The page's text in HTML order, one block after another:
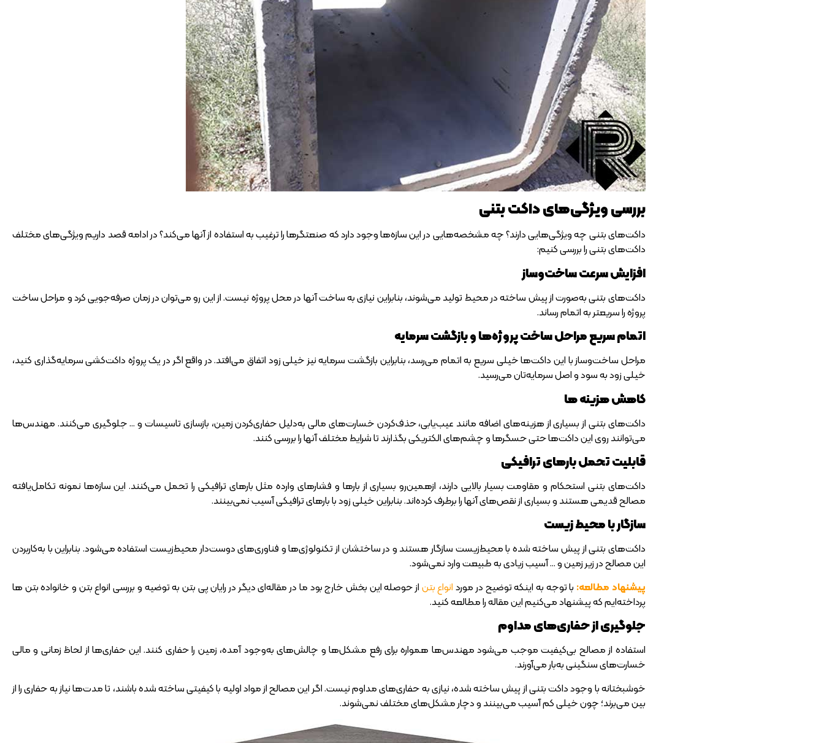
بررسی ویژگی‌های داکت بتنی
داکت‌های بتنی چه ویژگی‌هایی دارند؟ چه مشخصه‌هایی در این سازه‌ها وجود دارد که صنعتگرها را ترغیب به استفاده از آنها می‌کند؟ در ادامه قصد داریم ویژگی‌های مختلف
داکت‌های بتنی را بررسی کنیم:
افزایش سرعت ساخت‌و‌ساز
داکت‌های بتنی به‌صورت از پیش ساخته در محیط تولید می‌شوند، بنابراین نیازی به ساخت آنها در محل پروژه نیست. از این رو می‌توان در زمان صرفه‌جویی کرد و مراحل ساخت
پروژه را سریعتر به اتمام رساند.
اتمام سریع مراحل ساخت پروژه‌ها و بازگشت سرمایه
مراحل ساخت‌و‌ساز با این داکت‌ها خیلی سریع به اتمام می‌رسد، بنابراین بازگشت سرمایه نیز خیلی زود اتفاق می‌افتد. در واقع اگر در یک پروژه داکت‌کشی سرمایه‌گذاری کنید،
خیلی زود به سود و اصل سرمایه‌تان می‌رسید.
کاهش هزینه ها
داکت‌های بتنی از بسیاری از هزینه‌های اضافه مانند عیب‌یابی، حذف‌کردن خسارت‌های مالی به‌دلیل حفاری‌کردن زمین، بازسازی تاسیسات و … جلوگیری می‌کنند. مهندس‌ها
می‌توانند روی این داکت‌ها حتی حسگرها و چشم‌های الکتریکی بگذارند تا شرایط مختلف آنها را بررسی کنند.
قابلیت تحمل بارهای ترافیکی
داکت‌های بتنی استحکام و مقاومت بسیار بالایی دارند، از‌همین‌رو بسیاری از بارها و فشارهای وارده مثل بارهای ترافیکی را تحمل می‌کنند. این سازه‌ها نمونه تکامل‌یافته
مصالح قدیمی هستند و بسیاری از نقص‌های آنها را برطرف کرده‌اند. بنابراین خیلی زود با بارهای ترافیکی آسیب نمی‌بینند.
سازگار با محیط زیست
داکت‌های بتنی از پیش ساخته شده با محیط‌زیست سازگار هستند و در ساختشان از تکنولوژی‌ها و فناوری‌های دوست‌دار محیط‌زیست استفاده می‌شود. بنابراین با به‌کار‌بردن
این مصالح در زیر زمین و … آسیب زیادی به طبیعت وارد نمی‌شود.
پیشنهاد مطالعه: با توجه به اینکه توضیح در موردانواع بتناز حوصله این بخش خارج بود ما در مقاله‌ای دیگر در رایان پی بتن به توضیه و بررسی انواع بتن و خانواده بتن ها
پرداخته‌ایم که پیشنهاد می‌کنیم این مقاله را مطالعه کنید.
جلوگیری از حفاری‌های مداوم
استفاده از مصالح بی‌کیفیت موجب می‌شود مهندس‌ها همواره برای رفع مشکل‌ها و چالش‌های به‌وجود آمده، زمین را حفاری کنند. این حفاری‌ها از لحاظ زمانی و مالی
خسارت‌های سنگینی به‌بار می‌آورند.
خوشبختانه با وجود داکت بتنی از پیش ساخته شده، نیازی به حفاری‌های مداوم نیست. اگر این مصالح از مواد اولیه با کیفیتی ساخته شده باشند، تا مدت‌ها نیاز به حفاری را از
بین می‌برند؛ چون خیلی کم آسیب می‌بینند و دچار مشکل‌های مختلف نمی‌شوند.